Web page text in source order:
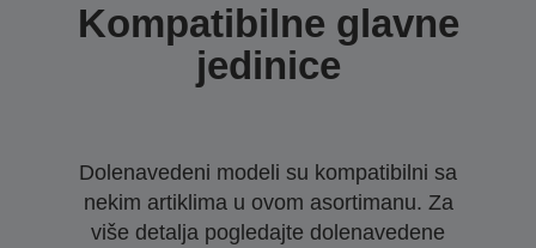
Kompatibilne glavne
jedinice
Dolenavedeni modeli su kompatibilni sa
nekim artiklima u ovom asortimanu. Za
više detalja pogledajte dolenavedene